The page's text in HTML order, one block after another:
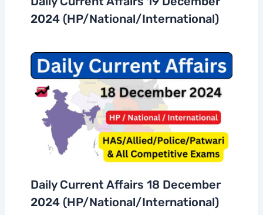
2024 (HP/National/International)
Daily Current Affairs 18 December
2024 (HP/National/International)